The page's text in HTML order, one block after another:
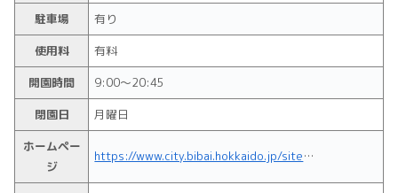
駐車場
有り
使用料
有料
開園時間
9:00～20:45
閉園日
月曜日
ホームペー
ジ
https://www.city.bibai.hokkaido.jp/site/shougaikanrishisetsu/1191.html